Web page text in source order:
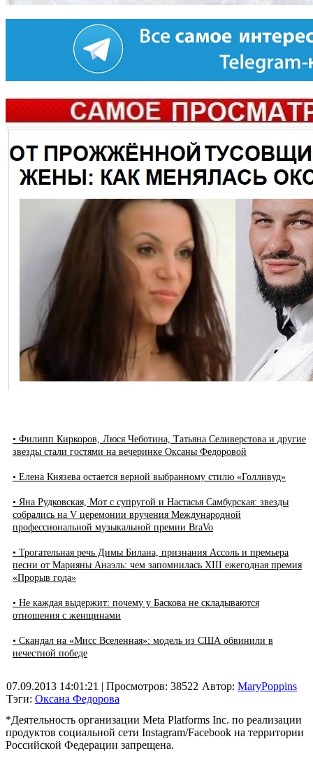
• Филипп Киркоров, Люся Чеботина, Татьяна Селиверстова и другие
звезды стали гостями на вечеринке Оксаны Федоровой
• Елена Князева остается верной выбранному стилю «Голливуд»
• Яна Рудковская, Мот с супругой и Настасья Самбурская: звезды
собрались на V церемонии вручения Международной
профессиональной музыкальной премии BraVo
• Трогательная речь Димы Билана, признания Ассоль и премьера
песни от Марияны Анаэль: чем запомнилась XIII ежегодная премия
«Прорыв года»
• Не каждая выдержит: почему у Баскова не складываются
отношения с женщинами
• Скандал на «Мисс Вселенная»: модель из США обвинили в
нечестной победе
07.09.2013 14:01:21 | Просмотров: 38522
Тэги: Оксана Федорова
Автор: MaryPoppins
*Деятельность организации Meta Platforms Inc. по реализации
продуктов социальной сети Instagram/Facebook на территории
Российской Федерации запрещена.